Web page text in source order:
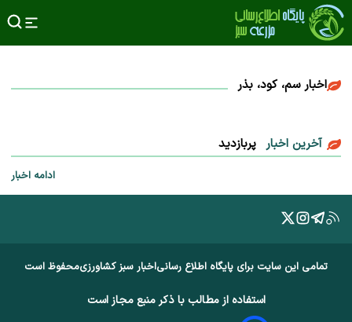
اخبار سم، کود، بذر
آخرین اخبار پربازدید
ادامه اخبار
تمامی این سایت برای پایگاه اطلاع رسانیاخبار سبز کشاورزیمحفوظ است
استفاده از مطالب با ذکر منبع مجاز است